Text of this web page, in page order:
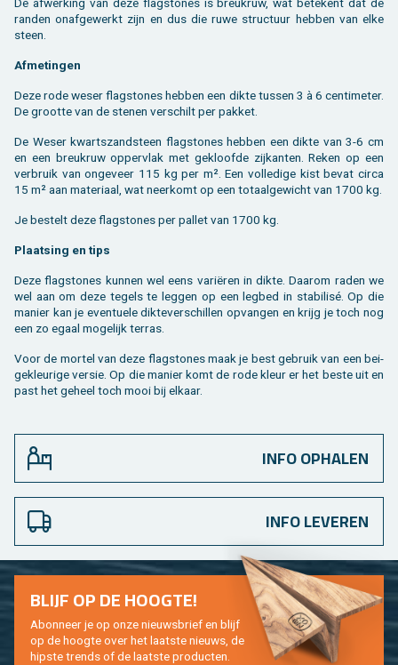
ran­den on­af­ge­werkt zijn en dus die ruwe struc­tuur heb­ben van elke
steen.
Af­me­tin­gen
Deze rode weser flag­sto­nes heb­ben een dikte tus­sen 3 à 6 cen­ti­me­ter.
De groot­te van de ste­nen ver­schilt per pak­ket.
De Weser kwarts­zand­steen flag­sto­nes heb­ben een dikte van 3-6 cm
en een breukruw op­per­vlak met ge­kloof­de zij­kan­ten. Reken op een
ver­bruik van on­ge­veer 115 kg per m². Een vol­le­di­ge kist bevat circa
15 m² aan ma­te­ri­aal, wat neer­komt op een to­taal­ge­wicht van 1700 kg.
Je be­stelt deze flag­sto­nes per pal­let van 1700 kg.
Plaat­sing en tips
Deze flag­sto­nes kun­nen wel eens variëren in dikte. Daar­om raden we
wel aan om deze te­gels te leg­gen op een leg­bed in sta­bi­lisé. Op die
ma­nier kan je even­tu­e­le dik­te­ver­schil­len op­van­gen en krijg je toch nog
een zo egaal mo­ge­lijk ter­ras.
Voor de mor­tel van deze flag­sto­nes maak je best ge­bruik van een bei­
ge­kleu­ri­ge ver­sie. Op die ma­nier komt de rode kleur er het beste uit en
past het ge­heel toch mooi bij el­kaar.
INFO OPHALEN
INFO LEVEREN
BLIJF OP DE HOOG­TE!
Abon­neer je op onze nieuws­brief en blijf
op de hoog­te over het laat­ste nieuws, de
hip­s­te trends of de laat­ste pro­duc­ten.